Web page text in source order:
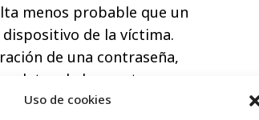
Uso de cookies
menos probable que un
de la víctima.
de una contraseña,
datos de la cuenta